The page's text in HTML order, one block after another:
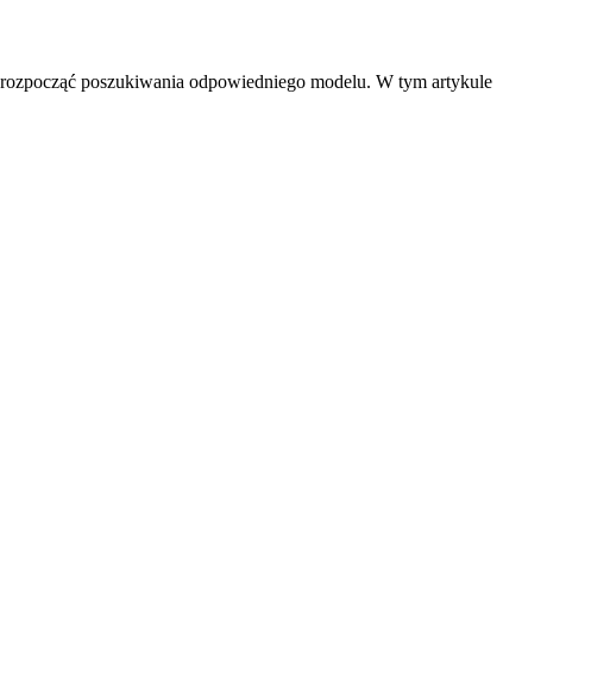
poszukiwania odpowiedniego modelu. W tym artykule